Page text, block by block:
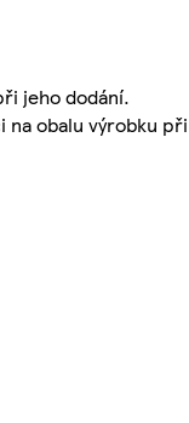
jeho dodání.
na obalu výrobku